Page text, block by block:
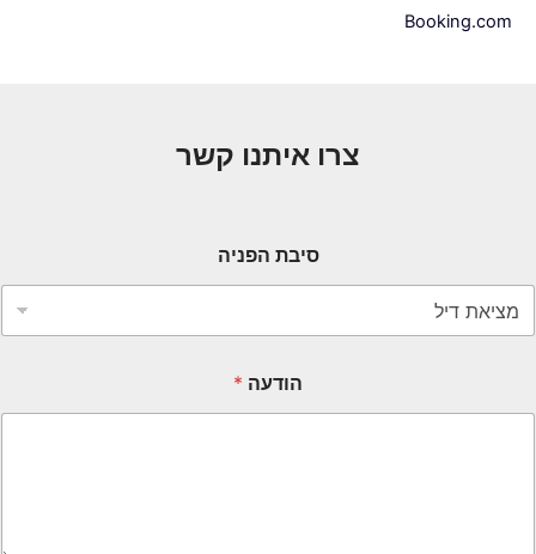
Booking.com
צרו איתנו קשר
סיבת הפניה
הודעה *